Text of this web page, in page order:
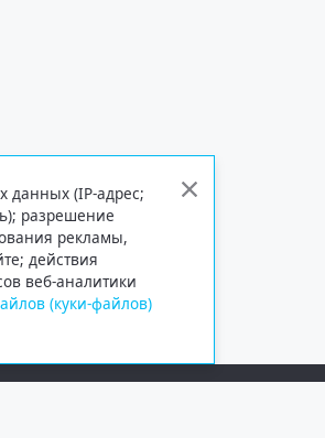
данных (IP-адрес;
разрешение
рекламы,
действия
веб-аналитики
(куки-файлов)